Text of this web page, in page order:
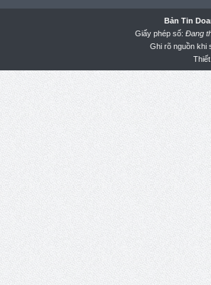
Bản Tin
Giấy phép số: Đang
Ghi rõ nguồn khi